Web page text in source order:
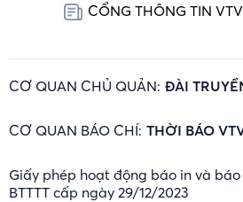
CỔNG THÔNG TIN VTV
CƠ QUAN CHỦ QUẢN: ĐÀI
CƠ QUAN BÁO CHÍ: THỜI BÁO
Giấy phép hoạt động báo in và
BTTTT cấp ngày 29/12/2023